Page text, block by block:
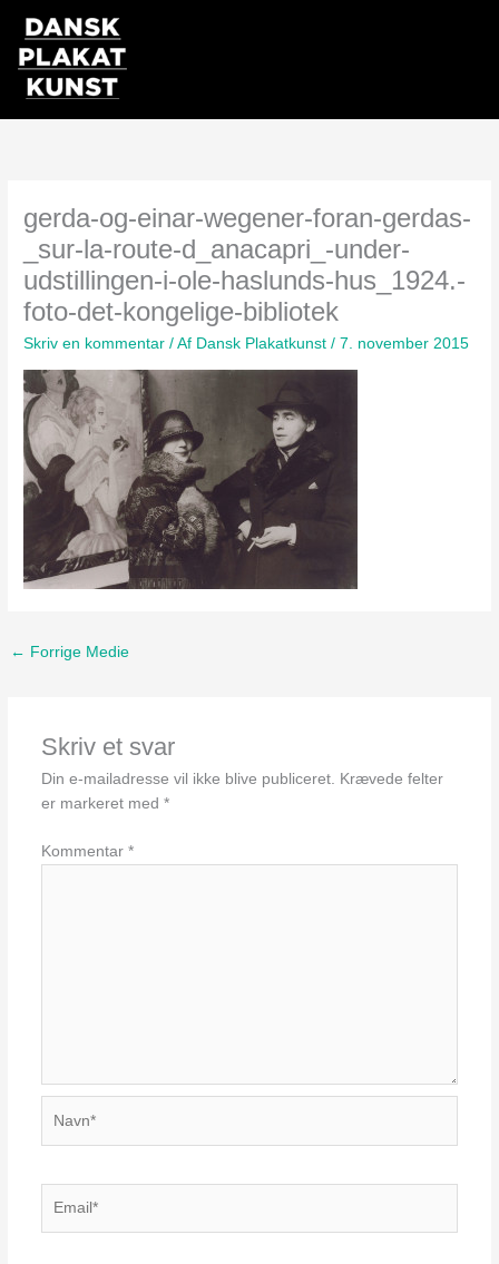
indholdet
gerda-og-einar-wegener-foran-gerdas-
_sur-la-route-d_anacapri_-under-
udstillingen-i-ole-haslunds-hus_1924.-
foto-det-kongelige-bibliotek
Skriv en kommentar / Af Dansk Plakatkunst/7. november 2015
← Forrige Medie
Skriv et svar
Din e-mailadresse vil ikke blive publiceret. Krævede felter
er markeret med *
Kommentar *